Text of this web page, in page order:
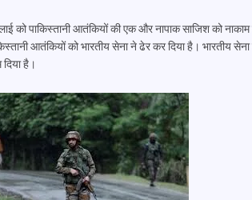
पाकिस्तानी आतंकियों की एक और नापाक साजिश को
आतंकियों को भारतीय सेना ने ढेर कर दिया है। भारतीय
है।